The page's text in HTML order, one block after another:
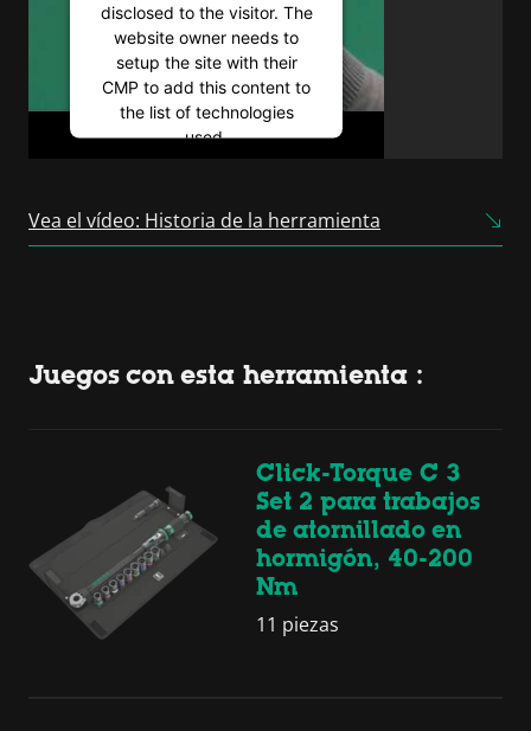
disclosed to the visitor. The
website owner needs to
setup the site with their
CMP to add this content to
the list of technologies
used.
Consent Management
Vea el vídeo: Historia de la herramienta
Juegos con esta herramienta :
Click-Torque C 3
Set 2 para trabajos
de atornillado en
hormigón, 40-200
Nm
11 piezas